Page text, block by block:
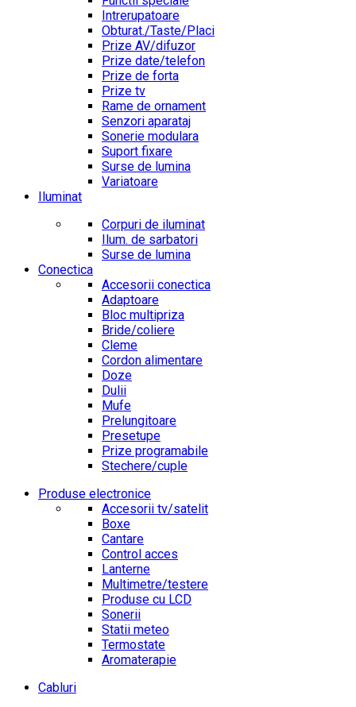
Intrerupatoare
Obturat./Taste/Placi
Prize AV/difuzor
Prize date/telefon
Prize de forta
Prize tv
Rame de ornament
Senzori aparataj
Sonerie modulara
Suport fixare
Surse de lumina
Variatoare
Iluminat
Corpuri de iluminat
Ilum. de sarbatori
Surse de lumina
Conectica
Accesorii conectica
Adaptoare
Bloc multipriza
Bride/coliere
Cleme
Cordon alimentare
Doze
Dulii
Mufe
Prelungitoare
Presetupe
Prize programabile
Stechere/cuple
Produse electronice
Accesorii tv/satelit
Boxe
Cantare
Control acces
Lanterne
Multimetre/testere
Produse cu LCD
Sonerii
Statii meteo
Termostate
Aromaterapie
Cabluri